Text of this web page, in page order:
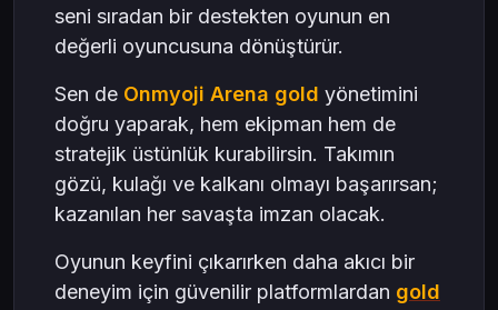
seni sıradan bir destekten oyunun en
değerli oyuncusuna dönüştürür.
Sen de Onmyoji Arena gold yönetimini
doğru yaparak, hem ekipman hem de
stratejik üstünlük kurabilirsin. Takımın
gözü, kulağı ve kalkanı olmayı başarırsan;
kazanılan her savaşta imzan olacak.
Oyunun keyfini çıkarırken daha akıcı bir
deneyim için güvenilir platformlardan gold